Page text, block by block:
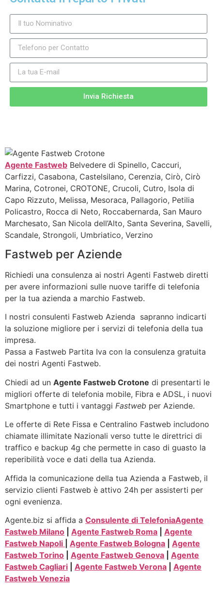
Invia Richiesta
Agente Fastweb Belvedere di Spinello, Caccuri,
Carfizzi, Casabona, Castelsilano, Cerenzia, Cirò, Cirò
Marina, Cotronei, CROTONE, Crucoli, Cutro, Isola di
Capo Rizzuto, Melissa, Mesoraca, Pallagorio, Petilia
Policastro, Rocca di Neto, Roccabernarda, San Mauro
Marchesato, San Nicola dell’Alto, Santa Severina, Savelli,
Scandale, Strongoli, Umbriatico, Verzino
Fastweb per Aziende
Richiedi una consulenza ai nostri Agenti Fastweb diretti
per avere informazioni sulle nuove tariffe di telefonia
per la tua azienda a marchio Fastweb.
I nostri consulenti Fastweb Azienda sapranno indicarti
la soluzione migliore per i servizi di telefonia della tua
impresa.
Passa a Fastweb Partita Iva con la consulenza gratuita
dei nostri Agenti Fastweb.
Chiedi ad un Agente Fastweb Crotone di presentarti le
migliori offerte di telefonia mobile, Fibra e ADSL, i nuovi
Smartphone e tutti i vantaggi Fastweb per Aziende.
Le offerte di Rete Fissa e Centralino Fastweb includono
chiamate illimitate Nazionali verso tutte le direttrici di
traffico e backup 4g che permette in caso di guasto la
reperibilità voce e dati della tua Azienda.
Affida la comunicazione della tua Azienda a Fastweb, il
servizio clienti Fastweb è attivo 24h per assisterti per
ogni evenienza.
Agente.biz si affida a Consulente di TelefoniaAgente
Fastweb Milano
Agente Fastweb Roma
Agente
Fastweb Napoli
Agente Fastweb Bologna
Agente
Fastweb Torino
Agente Fastweb Genova
Agente
Fastweb Cagliari
Agente Fastweb Verona
Agente
Fastweb Venezia